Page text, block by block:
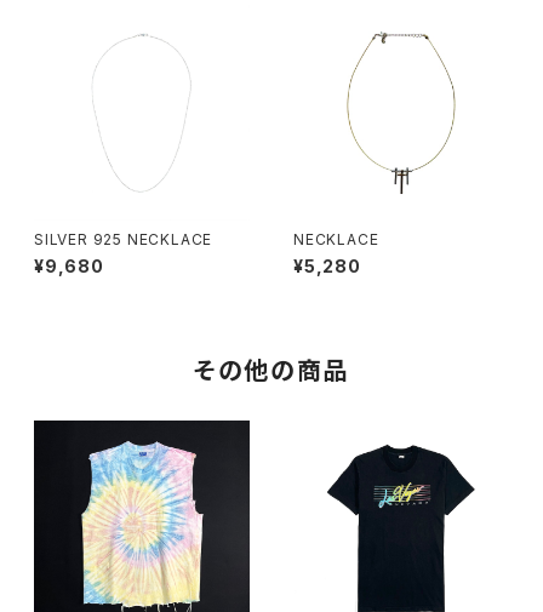
SILVER 925 NECKLACE
¥9,680
NECKLACE
¥5,280
その他の商品